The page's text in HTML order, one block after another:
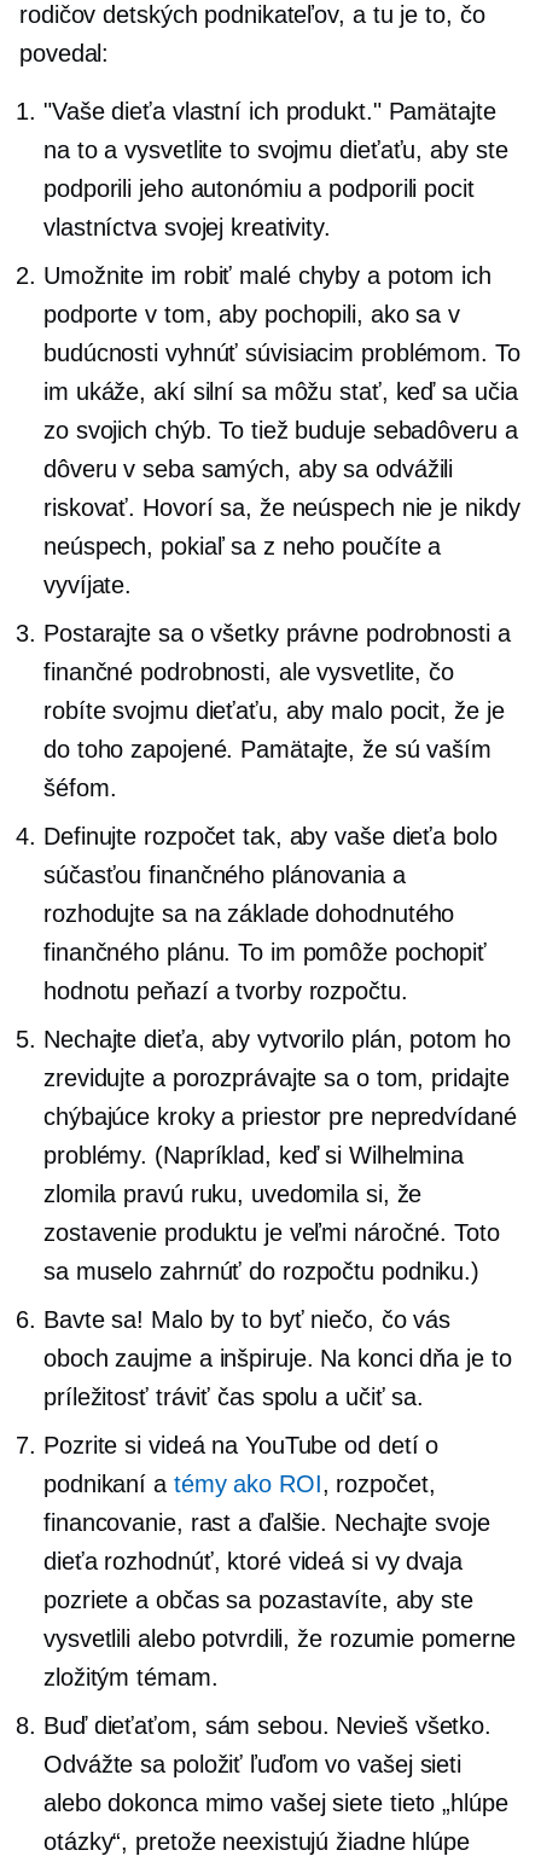
rodičov detských podnikateľov, a tu je to, čo
povedal:
"Vaše dieťa vlastní ich produkt." Pamätajte
na to a vysvetlite to svojmu dieťaťu, aby ste
podporili jeho autonómiu a podporili pocit
vlastníctva svojej kreativity.
Umožnite im robiť malé chyby a potom ich
podporte v tom, aby pochopili, ako sa v
budúcnosti vyhnúť súvisiacim problémom. To
im ukáže, akí silní sa môžu stať, keď sa učia
zo svojich chýb. To tiež buduje sebadôveru a
dôveru v seba samých, aby sa odvážili
riskovať. Hovorí sa, že neúspech nie je nikdy
neúspech, pokiaľ sa z neho poučíte a
vyvíjate.
Postarajte sa o všetky právne podrobnosti a
finančné podrobnosti, ale vysvetlite, čo
robíte svojmu dieťaťu, aby malo pocit, že je
do toho zapojené. Pamätajte, že sú vaším
šéfom.
Definujte rozpočet tak, aby vaše dieťa bolo
súčasťou finančného plánovania a
rozhodujte sa na základe dohodnutého
finančného plánu. To im pomôže pochopiť
hodnotu peňazí a tvorby rozpočtu.
Nechajte dieťa, aby vytvorilo plán, potom ho
zrevidujte a porozprávajte sa o tom, pridajte
chýbajúce kroky a priestor pre nepredvídané
problémy. (Napríklad, keď si Wilhelmina
zlomila pravú ruku, uvedomila si, že
zostavenie produktu je veľmi náročné. Toto
sa muselo zahrnúť do rozpočtu podniku.)
Bavte sa! Malo by to byť niečo, čo vás
oboch zaujme a inšpiruje. Na konci dňa je to
príležitosť tráviť čas spolu a učiť sa.
Pozrite si videá na YouTube od detí o
podnikaní a témy ako ROI, rozpočet,
financovanie, rast a ďalšie. Nechajte svoje
dieťa rozhodnúť, ktoré videá si vy dvaja
pozriete a občas sa pozastavíte, aby ste
vysvetlili alebo potvrdili, že rozumie pomerne
zložitým témam.
Buď dieťaťom, sám sebou. Nevieš všetko.
Odvážte sa položiť ľuďom vo vašej sieti
alebo dokonca mimo vašej siete tieto „hlúpe
otázky“, pretože neexistujú žiadne hlúpe